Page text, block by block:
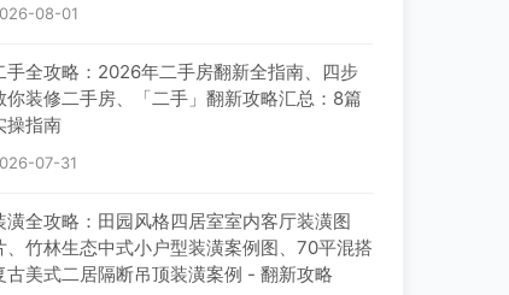
08-01
手全攻略：2026年二手房翻新全指南、四步
你装修二手房、「二手」翻新攻略汇总：8篇
操指南
07-31
潢全攻略：田园风格四居室室内客厅装潢图
、竹林生态中式小户型装潢案例图、70平混搭
古美式二居隔断吊顶装潢案例 - 翻新攻略